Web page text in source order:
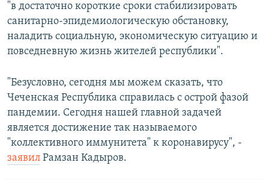
"в достаточно короткие сроки стабилизировать
санитарно-эпидемиологическую обстановку,
наладить социальную, экономическую ситуацию и
повседневную жизнь жителей республики".
"Безусловно, сегодня мы можем сказать, что
Чеченская Республика справилась с острой фазой
пандемии. Сегодня нашей главной задачей
является достижение так называемого
"коллективного иммунитета" к коронавирусу", -
заявил Рамзан Кадыров.